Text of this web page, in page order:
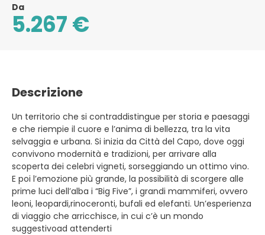
Da
5.267 €
Descrizione
Un territorio che si contraddistingue per storia e paesaggi
e che riempie il cuore e l’anima di bellezza, tra la vita
selvaggia e urbana. Si inizia da Città del Capo, dove oggi
convivono modernità e tradizioni, per arrivare alla
scoperta dei celebri vigneti, sorseggiando un ottimo vino.
E poi l’emozione più grande, la possibilità di scorgere alle
prime luci dell’alba i “Big Five”, i grandi mammiferi, ovvero
leoni, leopardi,rinoceronti, bufali ed elefanti. Un’esperienza
di viaggio che arricchisce, in cui c’è un mondo
suggestivoad attenderti